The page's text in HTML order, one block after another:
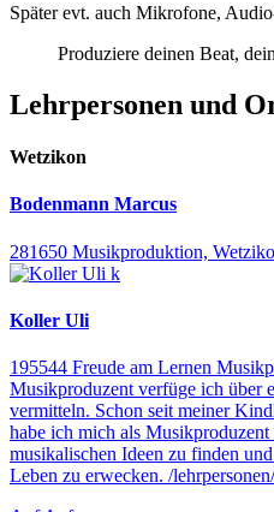
Später evt. auch Mikrofone,
Produziere deinen Beat,
Lehrpersonen und
Wetzikon
Bodenmann Marcus
281650 Musikproduktion,
Koller Uli
195544 Freude am Lernen
Musikproduzent verfüge ich über
vermitteln. Schon seit meiner
habe ich mich als
musikalischen Ideen zu finden
Leben zu erwecken. /